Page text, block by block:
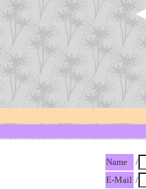
Name
/
E-Mail /